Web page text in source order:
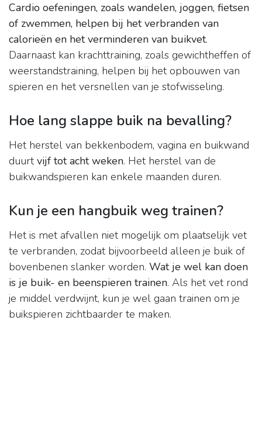
Cardio oefeningen, zoals wandelen, joggen, fietsen
of zwemmen, helpen bij het verbranden van
calorieën en het verminderen van buikvet.
Daarnaast kan krachttraining, zoals gewichtheffen of
weerstandstraining, helpen bij het opbouwen van
spieren en het versnellen van je stofwisseling.
Hoe lang slappe buik na bevalling?
Het herstel van bekkenbodem, vagina en buikwand
duurtvijf tot acht weken. Het herstel van de
buikwandspieren kan enkele maanden duren.
Kun je een hangbuik weg trainen?
Het is met afvallen niet mogelijk om plaatselijk vet
te verbranden, zodat bijvoorbeeld alleen je buik of
bovenbenen slanker worden. Wat je wel kan doen
is je buik- en beenspieren trainen. Als het vet rond
je middel verdwijnt, kun je wel gaan trainen om je
buikspieren zichtbaarder te maken.